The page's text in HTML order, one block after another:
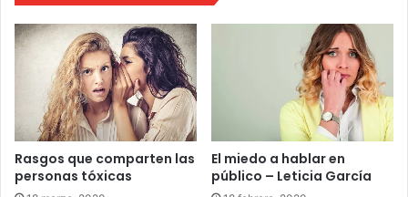
t
a
p
v
e
r
Rasgos que comparten las
personas tóxicas
El miedo a hablar en
público – Leticia García